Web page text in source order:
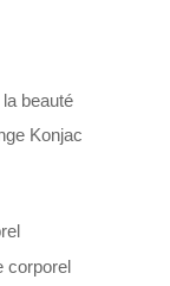
beauté
Konjac
corporel